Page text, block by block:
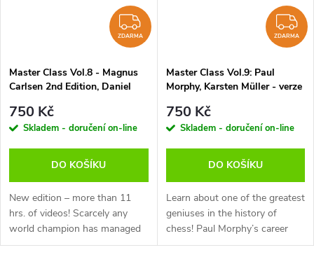
ZDARMA
ZDARMA
Master Class Vol.8 - Magnus
Carlsen 2nd Edition, Daniel
(anglicky)
750 Kč
Skladem - doručení on-line
DO KOŠÍKU
New edition – more than 11
hrs. of videos! Scarcely any
world champion has managed
to captivate both chess lovers
ZDARMA
Master Class Vol.9: Paul
Morphy, Karsten Müller - verze
750 Kč
Skladem - doručení on-line
DO KOŠÍKU
Learn about one of the greatest
geniuses in the history of
chess! Paul Morphy’s career
(1837-1884) lasted only a few